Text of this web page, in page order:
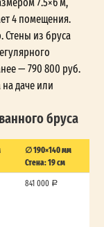
4 помещения.
из бруса
— 790 800 руб.
даче или
бруса
∅ 190×140 мм
Стена: 19 см
841 000